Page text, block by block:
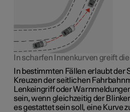
In scharfen Innenkurven greift
In bestimmten Fällen erlaubt der
Kreuzen der seitlichen
Lenkeingriff oder
sein, wenn gleichzeitig der
es gestattet sein soll, eine Kurve